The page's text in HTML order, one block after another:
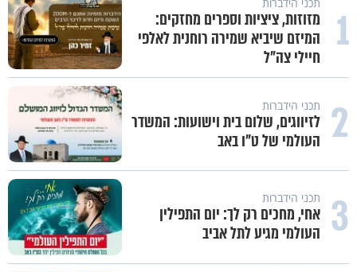
1
מזוזות, ציציות וספרים מחזקים:
המיזם שיביא שמירה רוחנית לאלפי
חיילי צה"ל
2 תכני הידברות
לזיווגים, שלום בית וישועות: המשדר
העולמי של ט"ו באב
3 תכני הידברות
אחי, מחכים רק לך: יום התפילין
העולמי מגיע לתל אביב